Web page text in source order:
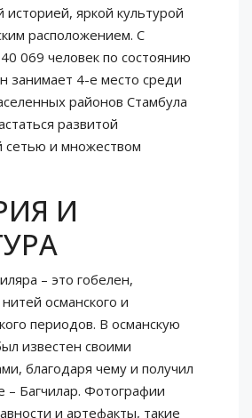
историей, яркой культурой
расположением. С
069 человек по состоянию
занимает 4-е место среди
районов Стамбула
развитой
сетью и множеством
И
– это гобелен,
османского и
периодов. В османскую
известен своими
благодаря чему и получил
– Багчилар. Фотографии
и артефакты, такие